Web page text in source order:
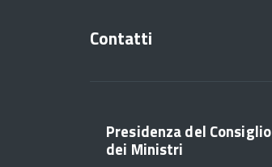
Contatti
Presidenza del Consiglio
dei Ministri